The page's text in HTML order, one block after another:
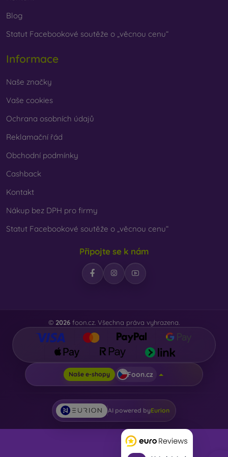
Blog
Statut Facebookové soutěže o „věcnou cenu“
Informace
Naše značky
Vaše cookies
Ochrana osobních údajů
Reklamační řád
Obchodní podmínky
Cashback
Kontakt
Nákup bez DPH pro firmy
Statut Facebookové soutěže o „věcnou cenu“
Připojte se k nám
© 2026 foon.cz. Všechna práva vyhrazena.
Naše e-shopy Foon.cz
AI powered byEurion